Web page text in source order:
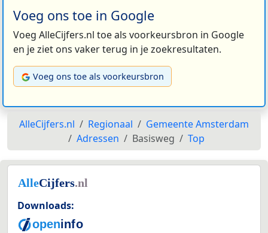
Voeg ons toe in Google
Voeg AlleCijfers.nl toe als voorkeursbron in Google
en je ziet ons vaker terug in je zoekresultaten.
Voeg ons toe als voorkeursbron
AlleCijfers.nl Regionaal
Gemeente Amsterdam
Adressen
Basisweg Top
Downloads: